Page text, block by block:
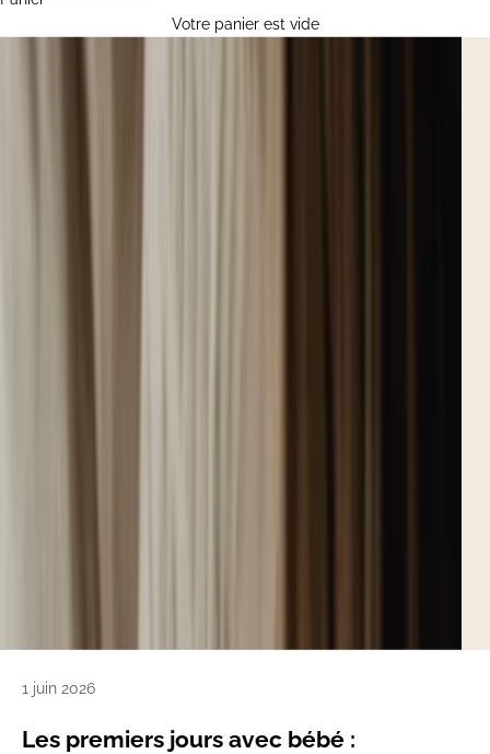
Votre panier est vide
1 juin 2026
Les premiers jours avec bébé :